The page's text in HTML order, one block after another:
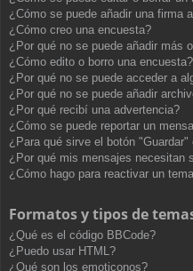
¿Cómo se puede añadir una firma
¿Cómo creo una encuesta?
¿Por qué no se puede añadir más
¿Cómo edito o borro una encuesta?
¿Por qué no se puede acceder a
¿Por qué no se puede añadir
¿Por qué recibí una advertencia?
¿Cómo se puede reportar un
¿Para qué sirve el botón
¿Por qué mis mensajes necesitan
¿Cómo hago para reactivar un
Formatos y tipos de
¿Qué es el código BBCode?
¿Puedo usar HTML?
¿Qué son los emoticonos?